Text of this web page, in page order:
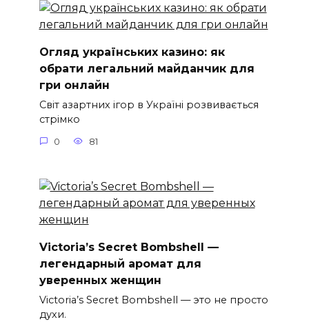
Огляд українських казино: як
обрати легальний майданчик для
гри онлайн
Світ азартних ігор в Україні розвивається
стрімко
0 81
Victoria’s Secret Bombshell —
легендарный аромат для
уверенных женщин
Victoria’s Secret Bombshell — это не просто
духи.